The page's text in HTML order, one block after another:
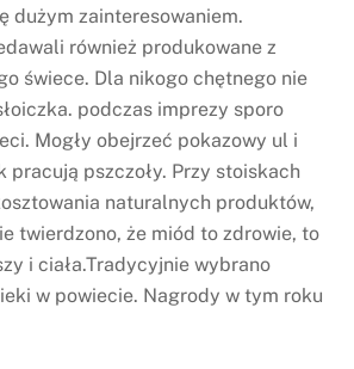
dużym zainteresowaniem.
również produkowane z
świece. Dla nikogo chętnego nie
podczas imprezy sporo
Mogły obejrzeć pokazowy ul i
pracują pszczoły. Przy stoiskach
naturalnych produktów,
twierdzono, że miód to zdrowie, to
i ciała.Tradycyjnie wybrano
w powiecie. Nagrody w tym roku